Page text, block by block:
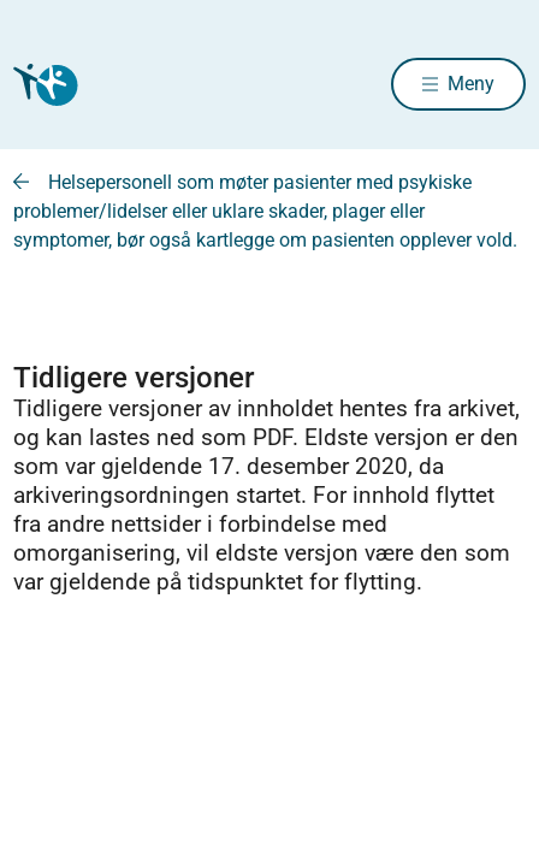
Meny
Helsepersonell som møter pasienter med psykiske
problemer/lidelser eller uklare skader, plager eller
symptomer, bør også kartlegge om pasienten opplever vold.
Tidligere versjoner
Tidligere versjoner av innholdet hentes fra arkivet,
og kan lastes ned som PDF. Eldste versjon er den
som var gjeldende 17. desember 2020, da
arkiveringsordningen startet. For innhold flyttet
fra andre nettsider i forbindelse med
omorganisering, vil eldste versjon være den som
var gjeldende på tidspunktet for flytting.